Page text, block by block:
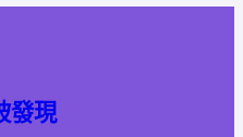
發現